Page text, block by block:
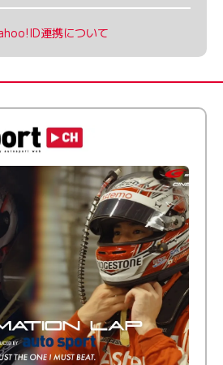
連携について
てる。小林利徠斗 × 野村勇斗
Produced by auto sport】
Episode 2